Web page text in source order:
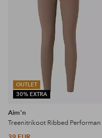
OUTLET
30% EXTRA
Aim'n